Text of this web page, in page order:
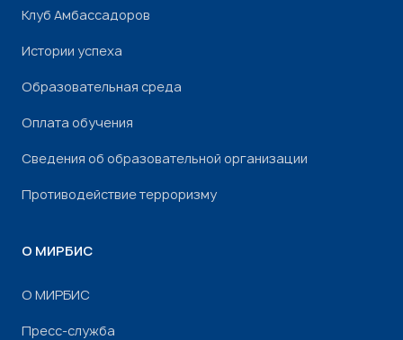
Клуб Амбассадоров
Истории успеха
Образовательная среда
Оплата обучения
Сведения об образовательной организации
Противодействие терроризму
О МИРБИС
О МИРБИС
Пресс-служба